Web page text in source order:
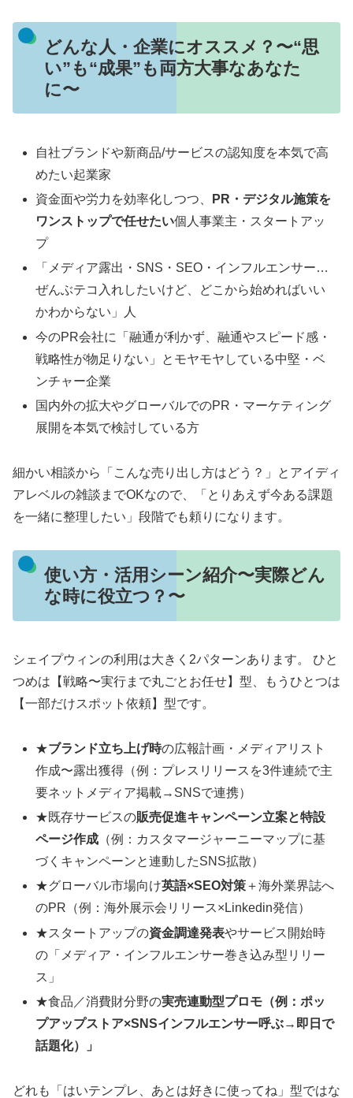
どんな人・企業にオススメ？〜“思
い”も“成果”も両方大事なあなた
に〜
自社ブランドや新商品/サービスの認知度を本気で高
めたい起業家
資金面や労力を効率化しつつ、
PR・デジタル施策を
ワンストップで任せたい個人事業主・スタートアッ
プ
「メディア露出・SNS・SEO・インフルエンサー…
ぜんぶテコ入れしたいけど、どこから始めればいい
かわからない」人
今のPR会社に「融通が利かず、融通やスピード感・
戦略性が物足りない」とモヤモヤしている中堅・ベ
ンチャー企業
国内外の拡大やグローバルでのPR・マーケティング
展開を本気で検討している方
細かい相談から「こんな売り出し方はどう？」とアイディ
アレベルの雑談までOKなので、「とりあえず今ある課題
を一緒に整理したい」段階でも頼りになります。
使い方・活用シーン紹介〜実際どん
な時に役立つ？〜
シェイプウィンの利用は大きく2パターンあります。 ひと
つめは【戦略〜実行まで丸ごとお任せ】型、もうひとつは
【一部だけスポット依頼】型です。
★ブランド立ち上げ時の広報計画・メディアリスト
作成〜露出獲得（例：プレスリリースを3件連続で主
要ネットメディア掲載→SNSで連携）
★既存サービスの販売促進キャンペーン立案と特設
ページ作成 （例：カスタマージャーニーマップに基
づくキャンペーンと連動したSNS拡散）
★グローバル市場向け英語×SEO対策 ＋海外業界誌へ
のPR（例：海外展示会リリース×Linkedin発信）
★スタートアップの資金調達発表やサービス開始時
の「メディア・インフルエンサー巻き込み型リリー
ス」
★食品／消費財分野の実売連動型プロモ（例：ポッ
プアップストア×SNSインフルエンサー呼ぶ→即日で
話題化）」
どれも「はいテンプレ、あとは好きに使ってね」型ではな